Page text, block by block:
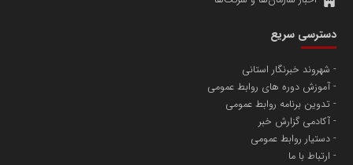
پایگاه اطلاع رسانی اعتلای نهادهای مردمی
تامین آهن اسفنجی تولیدکنندگان فولاد در کشور
مسعودصادقی
دسترسی سریع
شهروند خبرنگار استانی
آموزش دوره های روابط عمومی
تدوین برنامه روابط عمومی
آکادمی گزارش خبر
دستیار روابط عمومی
ارتباط با ما